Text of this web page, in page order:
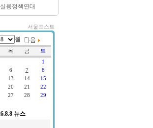
실용정책연대
서울포스트